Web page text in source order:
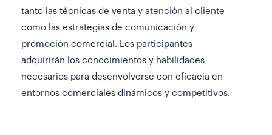
tanto las técnicas de venta y atención al cliente
como las estrategias de comunicación y
promoción comercial. Los participantes
adquirirán los conocimientos y habilidades
necesarios para desenvolverse con eficacia en
entornos comerciales dinámicos y competitivos.